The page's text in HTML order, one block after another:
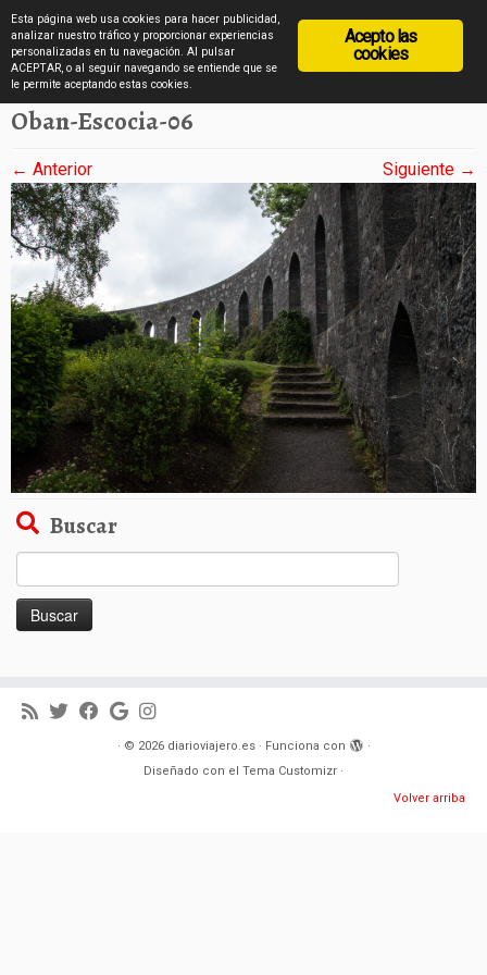
Saltar
al
diarioviajero.es
Inicio » Oban en imágenes » Oban-Escocia-06
Oban-Escocia-06
← Anterior Siguiente →
Buscar
· © 2026 diarioviajero.es· Funciona con
·
Diseñado con el Tema Customizr ·
Volver arriba
Acepto las
cookies
Esta página web usa cookies para hacer publicidad,
analizar nuestro tráfico y proporcionar experiencias
personalizadas en tu navegación. Al pulsar
ACEPTAR, o al seguir navegando se entiende que se
le permite aceptando estas cookies.